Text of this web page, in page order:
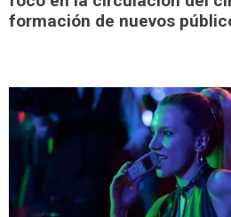
formación de nuevos